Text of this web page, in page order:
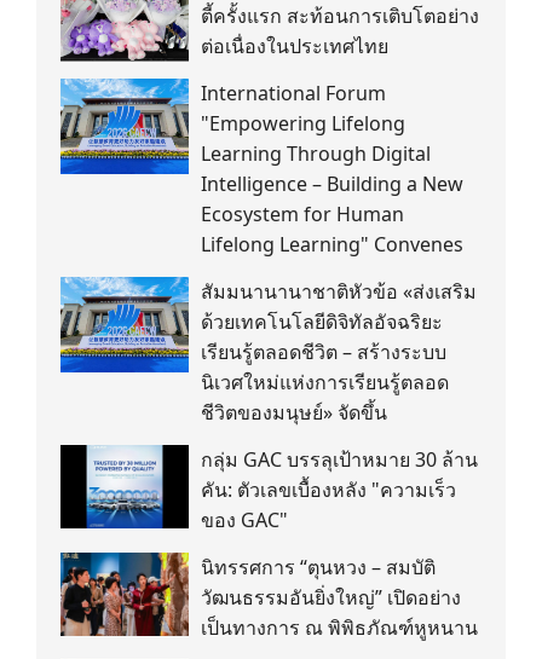
ตี้ครั้งแรก สะท้อนการเติบโตอย่าง
ต่อเนื่องในประเทศไทย
International Forum
"Empowering Lifelong
Learning Through Digital
Intelligence – Building a New
Ecosystem for Human
Lifelong Learning" Convenes
สัมมนานานาชาติหัวข้อ «ส่งเสริม
ด้วยเทคโนโลยีดิจิทัลอัจฉริยะ
เรียนรู้ตลอดชีวิต – สร้างระบบ
นิเวศใหม่แห่งการเรียนรู้ตลอด
ชีวิตของมนุษย์» จัดขึ้น
กลุ่ม GAC บรรลุเป้าหมาย 30 ล้าน
คัน: ตัวเลขเบื้องหลัง "ความเร็ว
ของ GAC"
นิทรรศการ “ตุนหวง – สมบัติ
วัฒนธรรมอันยิ่งใหญ่” เปิดอย่าง
เป็นทางการ ณ พิพิธภัณฑ์หูหนาน